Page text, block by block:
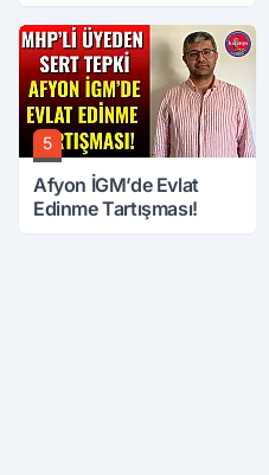
5
Afyon İGM’de Evlat
Edinme Tartışması!